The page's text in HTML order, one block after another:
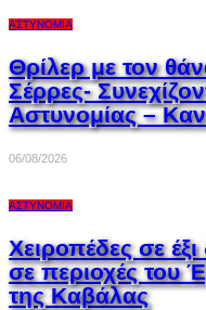
ΑΣΤΥΝΟΜΊΑ
Θρίλερ με τον
Σέρρες-
Αστυνομίας –
06/08/2026
ΑΣΤΥΝΟΜΊΑ
Χειροπέδες σε
σε περιοχές του
της Καβάλας